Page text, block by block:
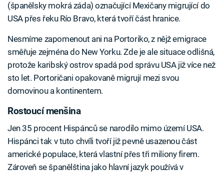
(španělsky mokrá záda) označující Mexičany migrující do
USA přes řeku Río Bravo, která tvoří část hranice.
Nesmíme zapomenout ani na Portoriko, z nějž emigrace
směřuje zejména do New Yorku. Zde je ale situace odlišná,
protože karibský ostrov spadá pod správu USA již více než
sto let. Portoričani opakovaně migrují mezi svou
domovinou a kontinentem.
Rostoucí menšina
Jen 35 procent Hispánců se narodilo mimo území USA.
Hispánci tak v tuto chvíli tvoří již pevně usazenou část
americké populace, která vlastní přes tři miliony firem.
Zároveň se španělština jako hlavní jazyk používá v